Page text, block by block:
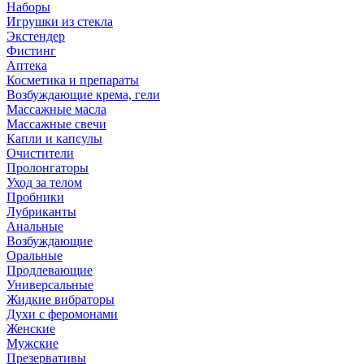
Наборы
Игрушки из стекла
Экстендер
Фистинг
Аптека
Косметика и препараты
Возбуждающие крема, гели
Массажные масла
Массажные свечи
Капли и капсулы
Очистители
Пролонгаторы
Уход за телом
Пробники
Лубриканты
Анальные
Возбуждающие
Оральные
Продлевающие
Универсальные
Жидкие вибраторы
Духи с феромонами
Женские
Мужские
Презервативы